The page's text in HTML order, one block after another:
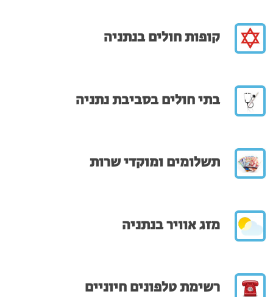
קופות חולים בנתניה
בתי חולים בסביבת נתניה
תשלומים ומוקדי שרות
מזג אוויר בנתניה
רשימת טלפונים חיוניים